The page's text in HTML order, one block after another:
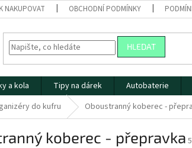
NAKUPOVAT OBCHODNÍ PODMÍNKY
HLEDAT
a kola Tipy na dárek Autobaterie
do kufru Oboustranný koberec -
koberec - přepravka